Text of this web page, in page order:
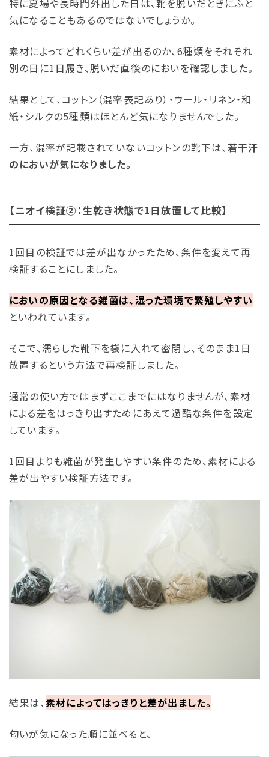
気になることもあるのではないでしょうか。
素材によってどれくらい差が出るのか、6種類をそれぞれ
別の日に1日履き、脱いだ直後のにおいを確認しました。
結果として、コットン（混率表記あり）・ウール・リネン・和
紙・シルクの5種類はほとんど気になりませんでした。
一方、混率が記載されていないコットンの靴下は、 若干汗
のにおいが気になりました。
【ニオイ検証②：生乾き状態で1日放置して比較】
1回目の検証では差が出なかったため、条件を変えて再
検証することにしました。
においの原因となる雑菌は、湿った環境で繁殖しやすい
といわれています。
そこで、濡らした靴下を袋に入れて密閉し、そのまま1日
放置するという方法で再検証しました。
通常の使い方ではまずここまでにはなりませんが、素材
による差をはっきり出すためにあえて過酷な条件を設定
しています。
1回目よりも雑菌が発生しやすい条件のため、素材による
差が出やすい検証方法です。
結果は、素材によってはっきりと差が出ました。
匂いが気になった順に並べると、